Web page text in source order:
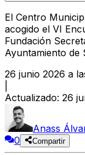
El Centro
acogido el VI
Fundación
Ayuntamiento de
26 junio 2026 a
Actualizado: 26
Anass
0
Compartir